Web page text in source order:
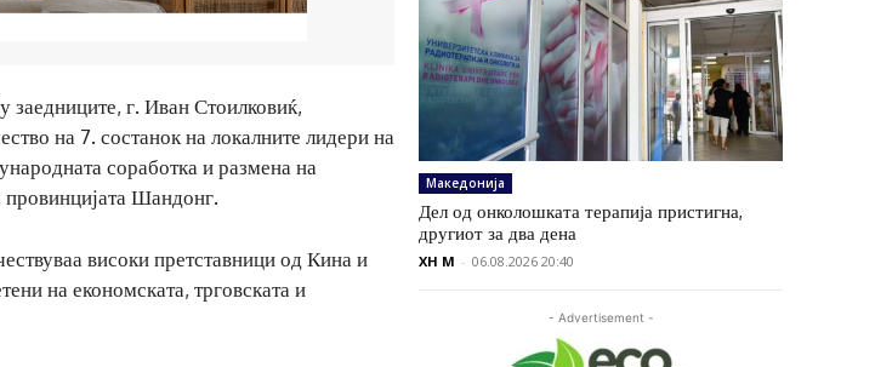
заедниците, г. Иван Стоилковиќ,
на 7. состанок на локалните лидери на
соработка и размена на
Шандонг.
високи претставници од Кина и
на економската, трговската и
Македонија
Дел од онколошката терапија пристигна,
другиот за два дена
XH M - 06.08.2026 20:40
- Advertisement -